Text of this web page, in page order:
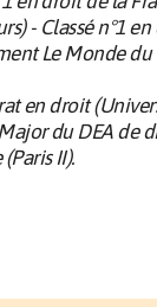
- Classé n°1
Le Monde
en droit
Major du DEA de
II).